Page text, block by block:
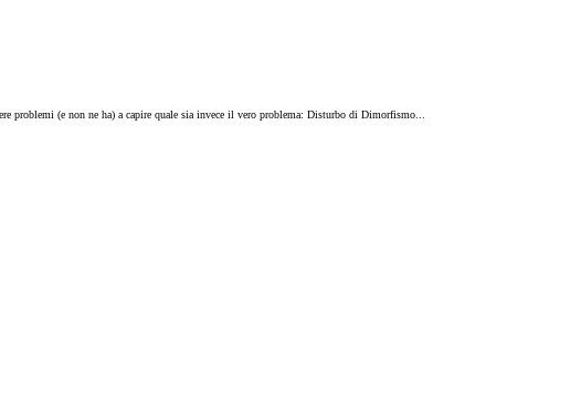
problemi (e non ne ha) a capire quale sia invece il vero problema: Disturbo di Dimorfismo...